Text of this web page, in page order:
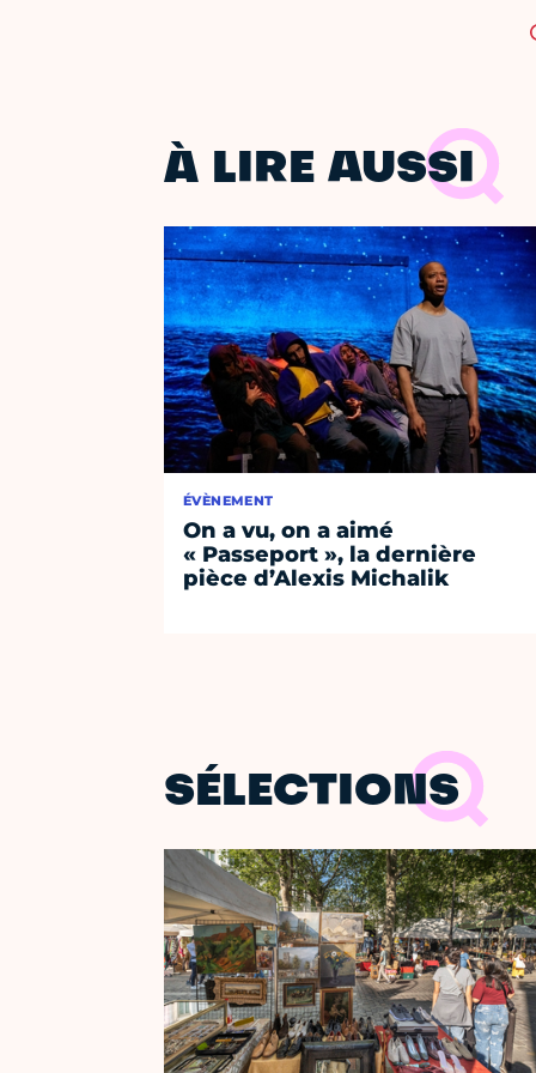
À LIRE AUSSI
ÉVÈNEMENT
On a vu, on a aimé
« Passeport », la dernière
pièce d’Alexis Michalik
SÉLECTIONS